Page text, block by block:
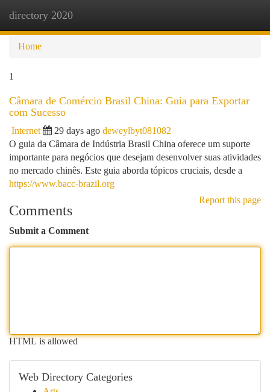
directory 2020
Home
1
Câmara de Comércio Brasil China: Guia para Exportar
com Sucesso
Internet 29 days ago deweylbyt081082
O guia da Câmara de Indústria Brasil China oferece um suporte
importante para negócios que desejam desenvolver suas atividades
no mercado chinês. Este guia aborda tópicos cruciais, desde a
https://www.bacc-brazil.org
Report this page
Comments
Submit a Comment
HTML is allowed
Web Directory Categories